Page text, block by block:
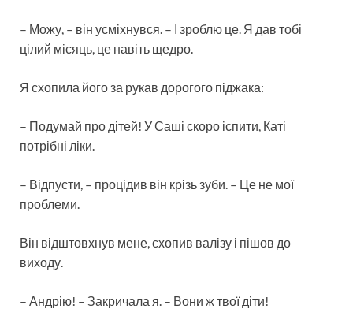
– Можу, – він усміхнувся. – І зроблю це. Я дав тобі
цілий місяць, це навіть щедро.
Я схопила його за рукав дорогого піджака:
– Подумай про дітей! У Саші скоро іспити, Каті
потрібні ліки.
– Відпусти, – процідив він крізь зуби. – Це не мої
проблеми.
Він відштовхнув мене, схопив валізу і пішов до
виходу.
– Андрію! – Закричала я. – Вони ж твої діти!